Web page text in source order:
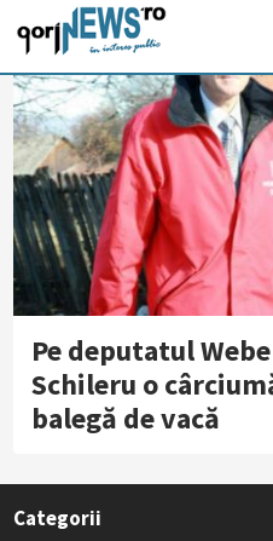
Pe deputatul
Schileru o
balegă de vacă
Categorii